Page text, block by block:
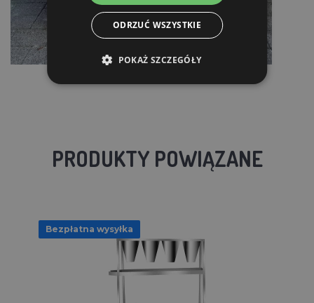
PRODUKTY POWIĄZANE
Bezpłatna wysyłka
ODRZUĆ WSZYSTKIE
POKAŻ SZCZEGÓŁY